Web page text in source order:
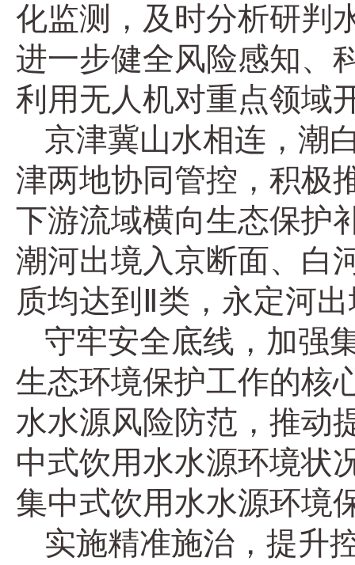
化监测，及时分析研判
进一步健全风险感知、
利用无人机对重点领域
京津冀山水相连，潮
津两地协同管控，积极
下游流域横向生态保护
潮河出境入京断面、白
质均达到Ⅱ类，永定河
守牢安全底线，加强
生态环境保护工作的核
水水源风险防范，推动
中式饮用水水源环境状
集中式饮用水水源环境
实施精准施治，提升